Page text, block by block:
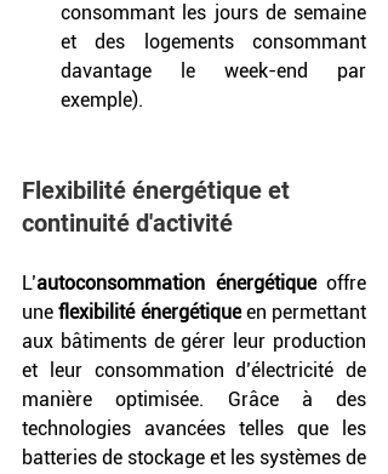
consommant les jours de semaine
et des logements consommant
davantage le week-end par
exemple).
Flexibilité énergétique et
continuité d'activité
L’autoconsommation énergétique offre
une flexibilité énergétique en permettant
aux bâtiments de gérer leur production
et leur consommation d’électricité de
manière optimisée. Grâce à des
technologies avancées telles que les
batteries de stockage et les systèmes de